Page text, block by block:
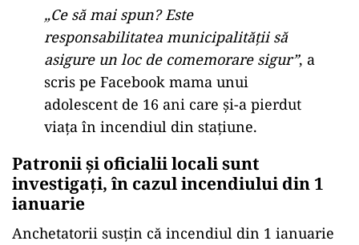
„Ce să mai spun? Este
responsabilitatea municipalității să
asigure un loc de comemorare sigur”, a
scris pe Facebook mama unui
adolescent de 16 ani care și-a pierdut
viața în incendiul din stațiune.
Patronii și oficialii locali sunt
investigați, în cazul incendiului din 1
ianuarie
Anchetatorii susțin că incendiul din 1 ianuarie